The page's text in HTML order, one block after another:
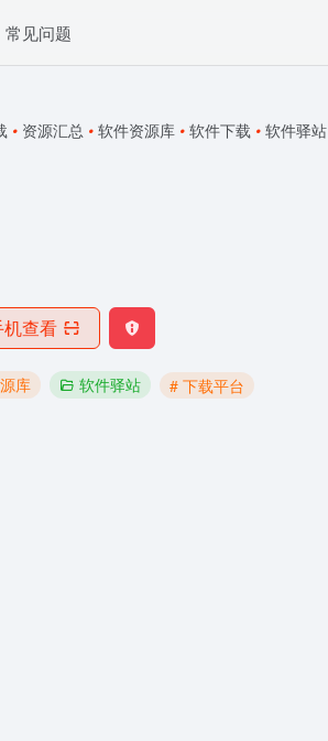
常见问题
• 资源汇总 • 软件资源库 • 软件下载 • 软件驿站
查看
库 软件驿站
# 下载平台